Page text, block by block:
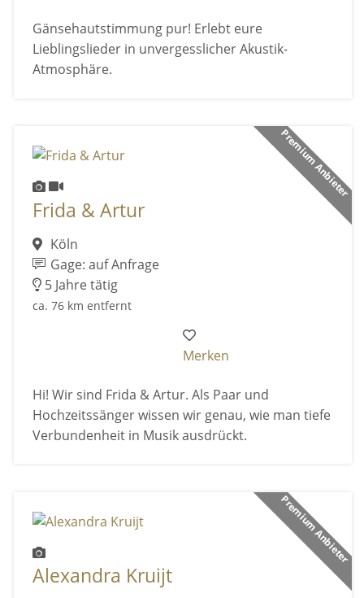
Gänsehautstimmung pur! Erlebt eure
Lieblingslieder in unvergesslicher Akustik-
Atmosphäre.
Premium Anbieter
Frida & Artur
Köln
Gage: auf Anfrage
5 Jahre tätig
ca. 76 km entfernt
Merken
Hi! Wir sind Frida & Artur. Als Paar und
Hochzeitssänger wissen wir genau, wie man tiefe
Verbundenheit in Musik ausdrückt.
Premium Anbieter
Alexandra Kruijt